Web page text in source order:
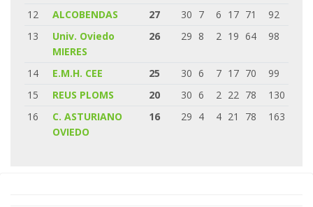
12 ALCOBENDAS 27 30 7 6 17 71
92
13
Univ. Oviedo
MIERES
26 29 8 2 19 64 98
14 E.M.H. CEE 25 30 6 7 17 70
99
15
REUS PLOMS 20 30 6 2 22 78
130
16
C. ASTURIANO
OVIEDO
16 29 4 4 21 78 163